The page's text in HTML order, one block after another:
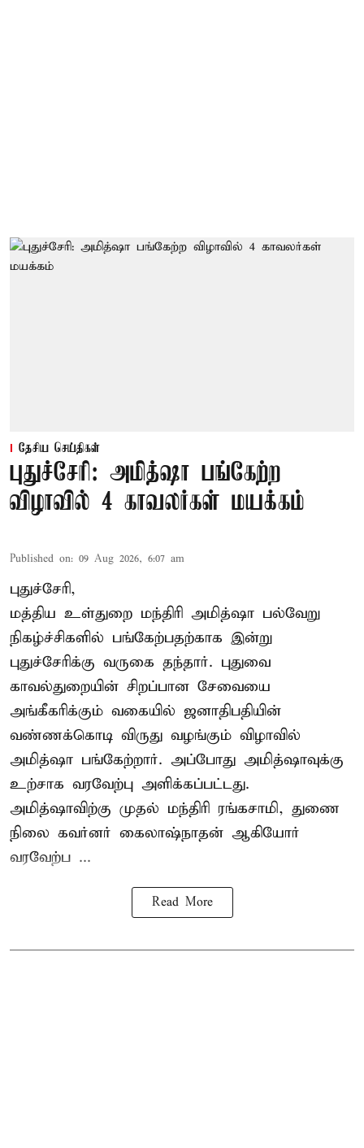
தேசிய செய்திகள்
புதுச்சேரி: அமித்ஷா பங்கேற்ற
விழாவில் 4 காவலர்கள் மயக்கம்
Published on: 09 Aug 2026, 6:07 am
புதுச்சேரி,
மத்திய உள்துறை மந்திரி அமித்ஷா பல்வேறு
நிகழ்ச்சிகளில் பங்கேற்பதற்காக இன்று
புதுச்சேரிக்கு வருகை தந்தார். புதுவை
காவல்துறையின் சிறப்பான சேவையை
அங்கீகரிக்கும் வகையில் ஜனாதிபதியின்
வண்ணக்கொடி விருது வழங்கும் விழாவில்
அமித்ஷா பங்கேற்றார். அப்போது அமித்ஷாவுக்கு
உற்சாக வரவேற்பு அளிக்கப்பட்டது.
அமித்ஷாவிற்கு முதல் மந்திரி ரங்கசாமி, துணை
நிலை கவர்னர் கைலாஷ்நாதன் ஆகியோர்
வரவேற்ப ...
Read More